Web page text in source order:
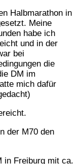
Halbmarathon in
Meine
habe ich
und in der
bei
die
DM im
mich dafür
der M70 den
in Freiburg mit ca.